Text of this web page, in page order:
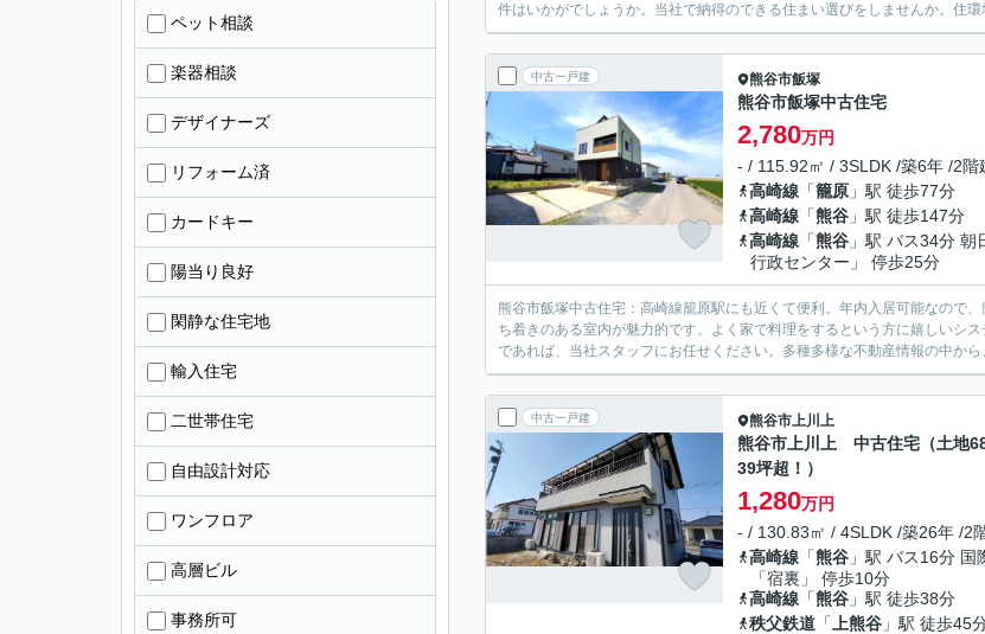
件はいかがでしょうか。当社で納得のできる住まい選びをしませんか。住
中古一戸建 熊谷市飯塚
熊谷市飯塚中古住宅
2,780万円
- / 115.92㎡ / 3SLDK /築6年 /2階
高崎線 「籠原 」駅 徒歩77分
高崎線 「熊谷 」駅 徒歩147分
高崎線 「熊谷 」駅 バス34分 朝
行政センター」 停歩25分
熊谷市飯塚中古住宅：高崎線籠原駅にも近くて便利。年内入居可能なので
ち着きのある室内が魅力的です。よく家で料理をするという方に嬉しいシ
であれば、当社スタッフにお任せください。多種多様な不動産情報の中から
中古一戸建 熊谷市上川上
熊谷市上川上 中古住宅（土地
39坪超！）
1,280万円
- / 130.83㎡ / 4SLDK /築26年 /2
高崎線 「熊谷 」駅 バス16分 国
「宿裏」 停歩10分
高崎線 「熊谷 」駅 徒歩38分
秩父鉄道 「 上熊谷 」駅 徒歩45
ペット相談
楽器相談
デザイナーズ
リフォーム済
カードキー
陽当り良好
閑静な住宅地
輸入住宅
二世帯住宅
自由設計対応
ワンフロア
高層ビル
事務所可